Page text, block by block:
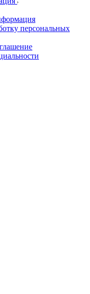
персональных